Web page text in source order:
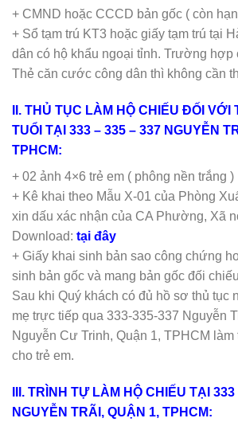
+ CMND hoặc CCCD bản gốc ( còn
+ Sổ tạm trú KT3 hoặc giấy tạm trú tại
dân có hộ khẩu ngoại tỉnh. Trường hợp
Thẻ căn cước công dân thì không cần
II. THỦ TỤC LÀM HỘ CHIẾU ĐỐI VỚI
TUỔI TẠI 333 – 335 – 337 NGUYỄN
TPHCM:
+ 02 ảnh 4×6 trẻ em ( phông nền trắng )
+ Kê khai theo Mẫu X-01 của Phòng
xin dấu xác nhận của CA Phường, Xã
Download: tại đây
+ Giấy khai sinh bản sao công chứng
sinh bản gốc và mang bản gốc đối
Sau khi Quý khách có đủ hồ sơ thủ tục
mẹ trực tiếp qua 333-335-337 Nguyễn
Nguyễn Cư Trinh, Quận 1, TPHCM
cho trẻ em.
III. TRÌNH TỰ LÀM HỘ CHIẾU TẠI
NGUYỄN TRÃI, QUẬN 1, TPHCM: